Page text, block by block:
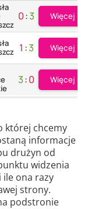
0:3 Więcej
1 :3 Więcej
3:0 Więcej
której chcemy
informacje
drużyn od
widzenia
ile ona razy
strony.
podstronie